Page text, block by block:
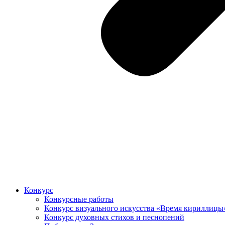
Конкурс
Конкурсные работы
Конкурс визуального искусства «Время
Конкурс духовных стихов и песнопений